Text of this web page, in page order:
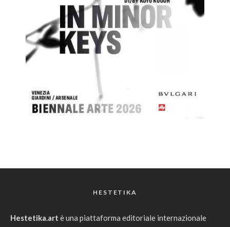
HESTETIKA
Hestetika.art è una piattaforma editoriale internazionale